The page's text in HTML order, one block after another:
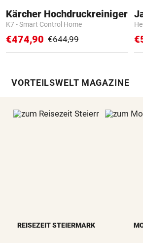
Kärcher Hochdruckreiniger
K7 - Smart Control Home
€474,90 €644,99
VORTEILSWELT MAGAZINE
REISEZEIT STEIERMARK